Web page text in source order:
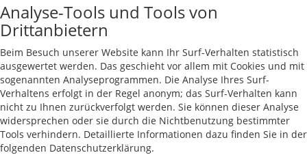
Analyse-Tools und Tools von
Drittanbietern
Beim Besuch unserer Website kann Ihr Surf-Verhalten statistisch
ausgewertet werden. Das geschieht vor allem mit Cookies und mit
sogenannten Analyseprogrammen. Die Analyse Ihres Surf-
Verhaltens erfolgt in der Regel anonym; das Surf-Verhalten kann
nicht zu Ihnen zurückverfolgt werden. Sie können dieser Analyse
widersprechen oder sie durch die Nichtbenutzung bestimmter
Tools verhindern. Detaillierte Informationen dazu finden Sie in der
folgenden Datenschutzerklärung.